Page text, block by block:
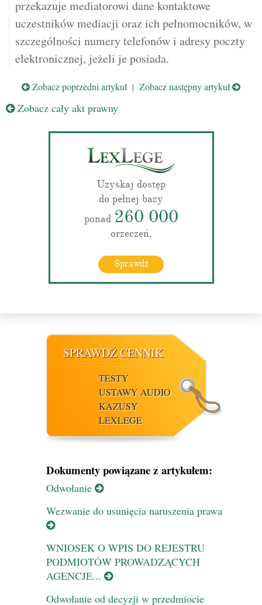
przekazuje mediatorowi dane kontaktowe
uczestników mediacji oraz ich pełnomocników, w
szczególności numery telefonów i adresy poczty
elektronicznej, jeżeli je posiada.
Zobacz poprzedni artykuł | Zobacz następny artykuł
Zobacz cały akt prawny
Uzyskaj dostęp
do pełnej bazy
ponad 260 000
orzeczeń.
Sprawdź
SPRAWDŹ CENNIK
TESTY
USTAWY AUDIO
KAZUSY
LEXLEGE
Dokumenty powiązane z artykułem:
Odwołanie
Wezwanie do usunięcia naruszenia prawa
WNIOSEK O WPIS DO REJESTRU
PODMIOTÓW PROWADZĄCYCH
AGENCJE...
Odwołanie od decyzji w przedmiocie